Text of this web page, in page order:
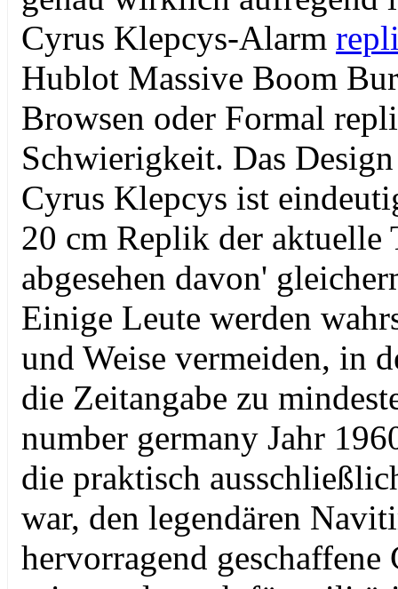
Cyrus Klepcys-Alarm
Hublot Massive Boom
Browsen oder Formal
Schwierigkeit. Das
Cyrus Klepcys ist
20 cm Replik der aktuelle
abgesehen davon'
Einige Leute werden
und Weise vermeiden, in
die Zeitangabe zu
number germany Jahr
die praktisch
war, den legendären
hervorragend